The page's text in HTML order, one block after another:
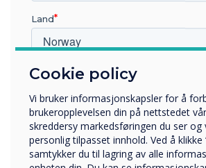
Workplace Guide
Cookie policy
Vi bruker informasjonskapsler for å
brukeropplevelsen din på nettstedet
skreddersy markedsføringen du ser og
personlig tilpasset innhold. Ved å klikke
samtykker du til lagring av alle
Land
Hvilken bransje jobber du i?
Företag
Övriga
Selskapets navn